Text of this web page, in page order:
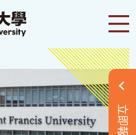
立即報名